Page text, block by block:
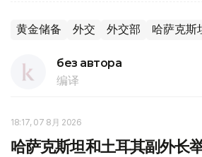
黄金储备 外交 外交部 哈萨克斯
без автора
编译
18:17, 07 8月 2026
哈萨克斯坦和土耳其副外长